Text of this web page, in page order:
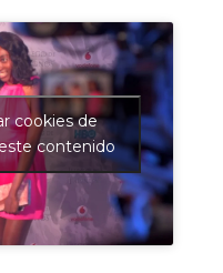
cookies de
contenido